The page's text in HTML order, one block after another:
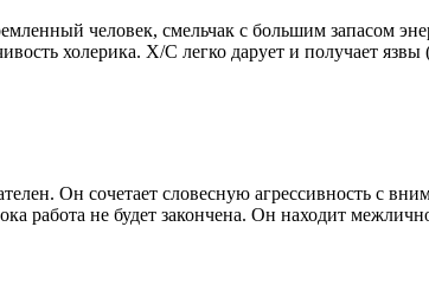
человек, смельчак с большим запасом
холерика. Х/С легко дарует и получает
Он сочетает словесную агрессивность с
работа не будет закончена. Он находит